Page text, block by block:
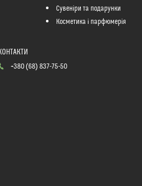
Сувеніри та подарунки
Косметика і парфюмерія
+380 (68) 837-75-50